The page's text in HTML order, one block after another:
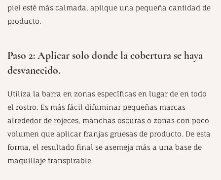
piel esté más calmada, aplique una pequeña cantidad de
producto.
Paso 2: Aplicar solo donde la cobertura se haya
desvanecido.
Utiliza la barra en zonas específicas en lugar de en todo
el rostro. Es más fácil difuminar pequeñas marcas
alrededor de rojeces, manchas oscuras o zonas con poco
volumen que aplicar franjas gruesas de producto. De esta
forma, el resultado final se asemeja más a una base de
maquillaje transpirable.